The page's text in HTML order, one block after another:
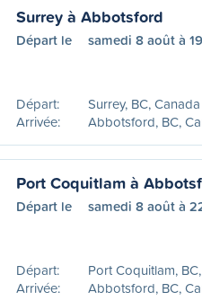
Surrey à Abbotsford
Départ le samedi 8 août à
Départ:
Surrey, BC, Canada
Arrivée:
Abbotsford, BC,
Port Coquitlam à
Départ le samedi 8 août à
Départ:
Port Coquitlam,
Arrivée:
Abbotsford, BC,